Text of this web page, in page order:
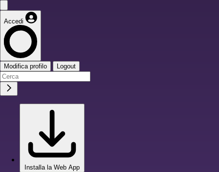
Accedi
Modifica profilo Logout
Installa la Web App